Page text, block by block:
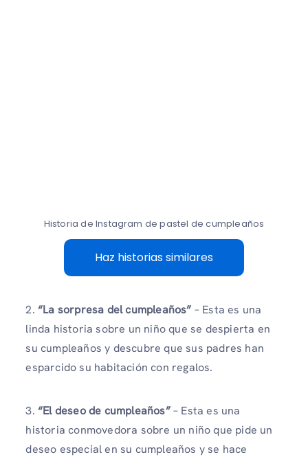
Historia de Instagram de pastel de cumpleaños
Haz historias similares
2. “La sorpresa del cumpleaños” – Esta es una
linda historia sobre un niño que se despierta en
su cumpleaños y descubre que sus padres han
esparcido su habitación con regalos.
3. “El deseo de cumpleaños”– Esta es una
historia conmovedora sobre un niño que pide un
deseo especial en su cumpleaños y se hace